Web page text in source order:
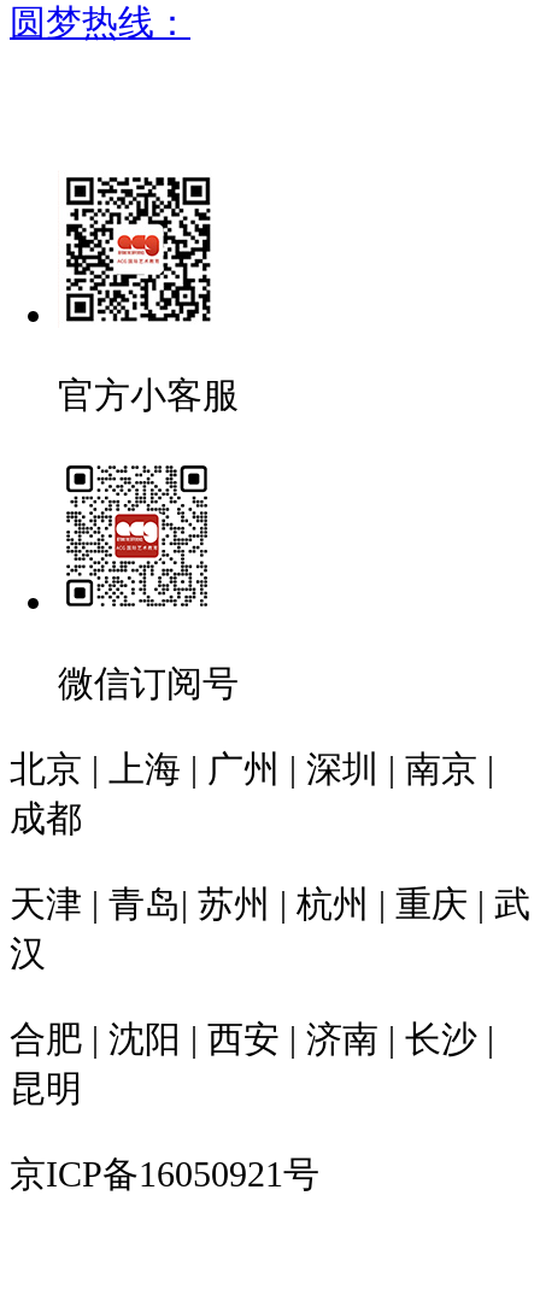
圆梦热线：
官方小客服
微信订阅号
北京 | 上海 | 广州 | 深圳 | 南京 |
成都
天津 | 青岛| 苏州 | 杭州 | 重庆 | 武
汉
合肥 | 沈阳 | 西安 | 济南 | 长沙 |
昆明
京ICP备16050921号